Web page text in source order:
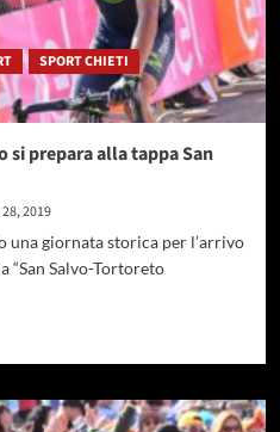
SPORT CHIETI
si prepara alla tappa San
2019
una giornata storica per l’arrivo
“San Salvo-Tortoreto